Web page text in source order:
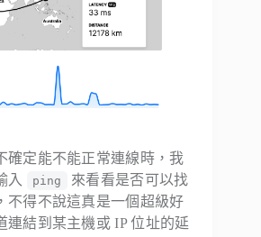
確定能不能正常連線時，我
入
ping
來看看是否可以找
不得不說這真是一個超級好
連結到某主機或 IP 位址的延